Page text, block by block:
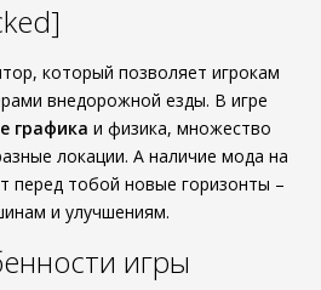
который позволяет игрокам
внедорожной езды. В игре
графика и физика, множество
локации. А наличие мода на
перед тобой новые горизонты –
и улучшениям.
игры